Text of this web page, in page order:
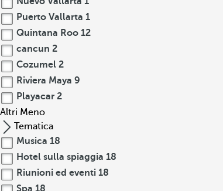
Puerto Vallarta 1
Quintana Roo 12
cancun 2
Cozumel 2
Riviera Maya 9
Playacar 2
Altri Meno
Tematica
Musica 18
Hotel sulla spiaggia 18
Riunioni ed eventi 18
Spa 18